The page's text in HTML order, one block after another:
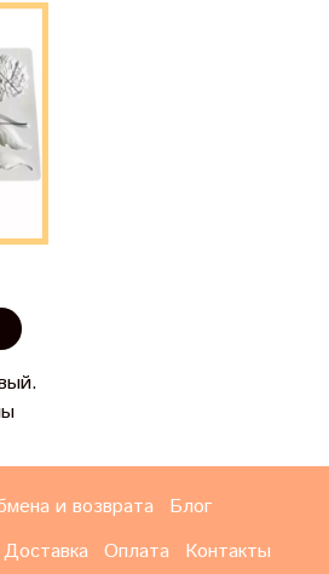
и возврата
Блог
Доставка Оплата Контакты